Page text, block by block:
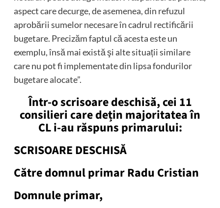
aspect care decurge, de asemenea, din refuzul
aprobării sumelor necesare în cadrul rectificării
bugetare. Precizăm faptul că acesta este un
exemplu, însă mai există şi alte situații similare
care nu pot fi implementate din lipsa fondurilor
bugetare alocate”.
Într-o scrisoare deschisă, cei 11
consilieri care dețin majoritatea în
CL i-au răspuns primarului:
SCRISOARE DESCHISĂ
Către domnul primar Radu Cristian
Domnule primar,